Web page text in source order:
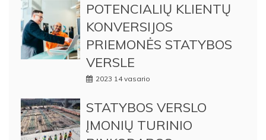
POTENCIALIŲ KLIENTŲ
KONVERSIJOS
PRIEMONĖS STATYBOS
VERSLE
2023 14 vasario
STATYBOS VERSLO
ĮMONIŲ TURINIO